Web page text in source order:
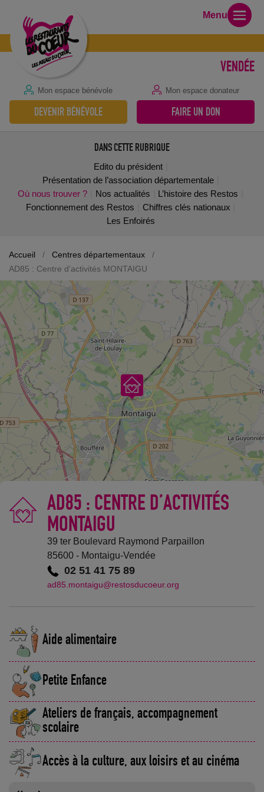
VENDÉE
Mon espace bénévole Mon espace donateur
DEVENIR BÉNÉVOLE FAIRE UN DON
Menu
DANS CETTE RUBRIQUE
Edito du président
Présentation de l’association départementale
Où nous trouver ?
Nos actualités
L’histoire des Restos
Fonctionnement des Restos
Chiffres clés nationaux
Les Enfoirés
Accueil / Centres départementaux
/
AD85 : Centre d’activités MONTAIGU
AD85 : CENTRE D’ACTIVITÉS
MONTAIGU
39 ter Boulevard Raymond Parpaillon
85600 - Montaigu-Vendée
02 51 41 75 89
ad85.montaigu@restosducoeur.org
Aide alimentaire
Petite Enfance
Ateliers de français, accompagnement
scolaire
Accès à la culture, aux loisirs et au cinéma